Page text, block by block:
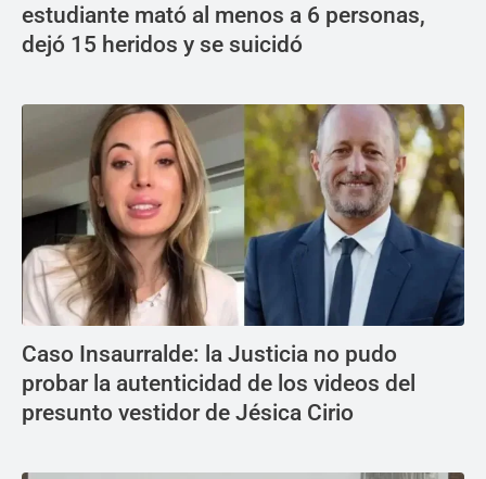
estudiante mató al menos a 6 personas,
dejó 15 heridos y se suicidó
Caso Insaurralde: la Justicia no pudo
probar la autenticidad de los videos del
presunto vestidor de Jésica Cirio